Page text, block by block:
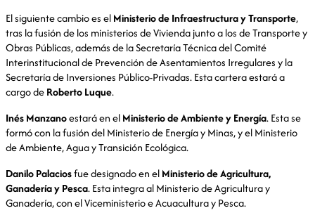
El siguiente cambio es elMinisterio de Infraestructura y Transporte,
tras la fusión de los ministerios de Vivienda junto a los de Transporte y
Obras Públicas, además de la Secretaría Técnica del Comité
Interinstitucional de Prevención de Asentamientos Irregulares y la
Secretaría de Inversiones Público-Privadas. Esta cartera estará a
cargo deRoberto Luque.
Inés Manzanoestará en elMinisterio de Ambiente y Energía. Esta se
formó con la fusión del Ministerio de Energía y Minas, y el Ministerio
de Ambiente, Agua y Transición Ecológica.
Danilo Palaciosfue designado en elMinisterio de Agricultura,
Ganadería y Pesca. Esta integra al Ministerio de Agricultura y
Ganadería, con el Viceministerio e Acuacultura y Pesca.